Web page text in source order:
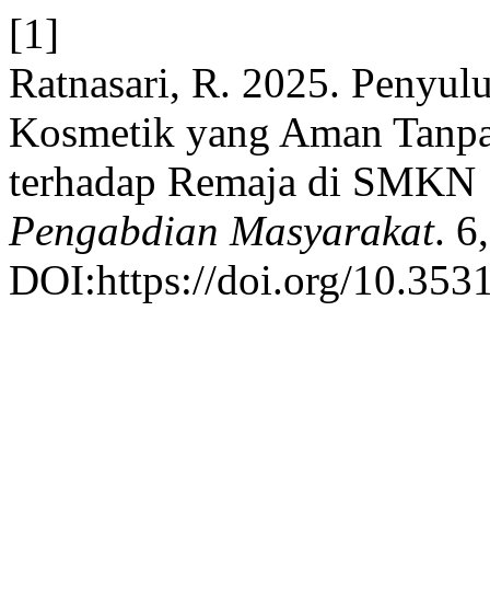
[1]
Ratnasari, R. 2025.
Kosmetik yang Aman
terhadap Remaja di
Pengabdian Masyarakat.
DOI:https://doi.org/